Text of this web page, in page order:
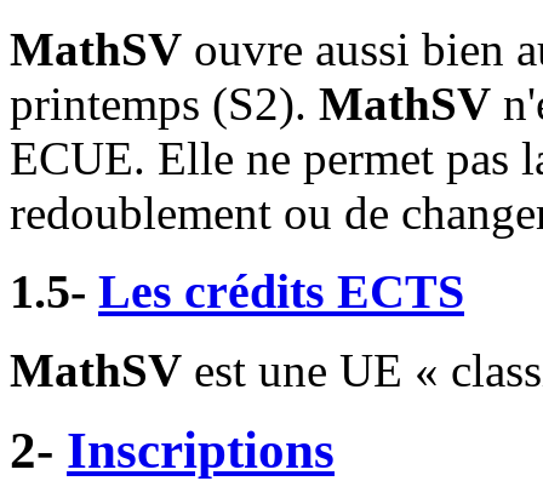
MathSV ouvre aussi bien
printemps (S2). MathSV
ECUE. Elle ne permet pas
redoublement ou de
1.5- Les crédits ECTS
MathSV est une UE «
2- Inscriptions